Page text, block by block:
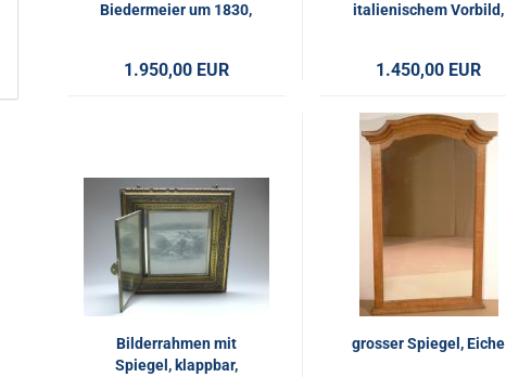
Biedermeier um 1830,
1.950,00 EUR
italienischem Vorbild,
1.450,00 EUR
Bilderrahmen mit
Spiegel, klappbar,
grosser Spiegel, Eiche